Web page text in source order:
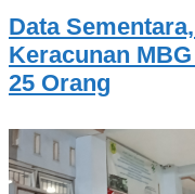
Data
Keracunan
25 Orang